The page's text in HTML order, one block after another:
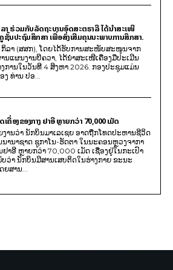
າ ຮ່ວມກັບລັດຖະບານອົດສະຕຣາລີ ໄດ້ນຳສະເໜີ
ຊັ້ນປະຖົມສຶກສາ ເພື່ອສົ່ງເສີມຄຸນນະພາບການສຶກສາ.
ລາ (ສສກ), ໂດຍໄດ້ຮັບການສະໜັບສະໜູນຈາກ
ແຜນງານບີຄວາ, ໄດ້ນຳສະເໜີເຄື່ອງມືປະເມີນ
ງການໃນວັນທີ 4 ສິງຫາ 2026. ກອງປະຊຸມແມ່ນ
ທ່ານ ປອ...
ອງຂອງກາງ ຢາອີ ຫຼາຍກວ່າ 70,000 ເມັດ
ງານວ່າ ນັກບິນມາເລເຊຍ ອາດຖືກໂທດປະຫານຊີວິດ
ນາຊາດ ຊູກາໂນ-ຮັດຕາ ໃນນະຄອນຫຼວງຈາກາ
ຢາອີ ຫຼາຍກວ່າ 70,000 ເມັດ ເຊື່ອງຢູ່ໃນກະເປົາ
ວ່າ ນັກບິນມີສານເສບຕິດໃນຮ່າງກາຍ ຂະນະ
ສານ...